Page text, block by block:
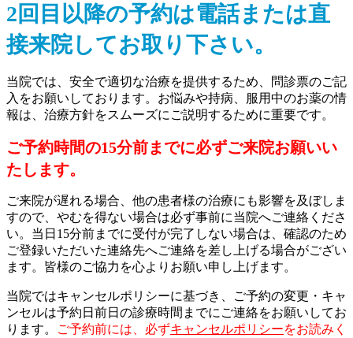
2回目以降の予約は電話または直
接来院してお取り下さい。
当院では、安全で適切な治療を提供するため、問診票のご記
入をお願いしております。お悩みや持病、服用中のお薬の情
報は、治療方針をスムーズにご説明するために重要です。
ご予約時間の15分前までに必ずご来院お願いい
たします。
ご来院が遅れる場合、他の患者様の治療にも影響を及ぼしま
すので、やむを得ない場合は必ず事前に当院へご連絡くださ
い。当日15分前までに受付が完了しない場合は、確認のため
ご登録いただいた連絡先へご連絡を差し上げる場合がござい
ます。皆様のご協力を心よりお願い申し上げます。
当院ではキャンセルポリシーに基づき、ご予約の変更・キャ
ンセルは予約日前日の診療時間までにご連絡をお願いしてお
ります。
ご予約前には、必ずキャンセルポリシーをお読みく